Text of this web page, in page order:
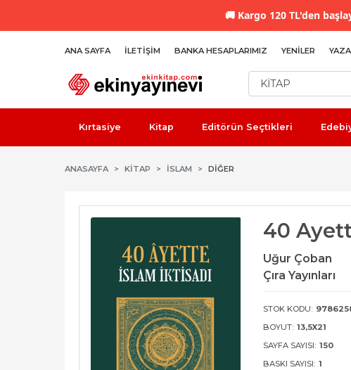
🚚 Kargo 120 TL'den
ANA SAYFA İLETIŞIM BANKA HESAPLARIMIZ YENILER
Kırtasiye Kitap Editörün Seçtikleri
ANASAYFA KİTAP İSLAM DIĞER
40
Uğur Çoban
Çıra Yayınları
STOK KODU:
BOYUT: 13,5X21
SAYFA SAYISI: 150
BASKI SAYISI: 1